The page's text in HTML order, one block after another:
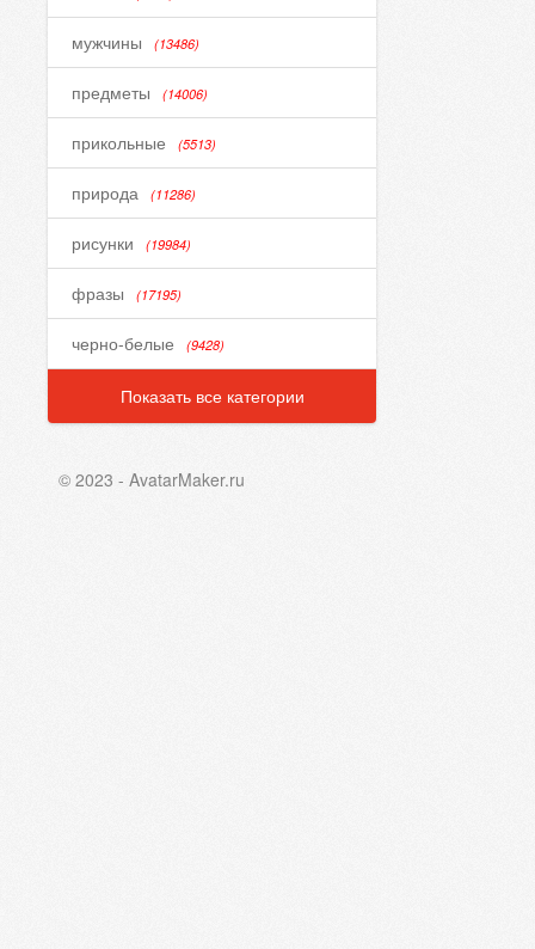
мужчины (13486)
предметы (14006)
прикольные (5513)
природа (11286)
рисунки (19984)
фразы (17195)
черно-белые (9428)
Показать все категории
© 2023 - AvatarMaker.ru